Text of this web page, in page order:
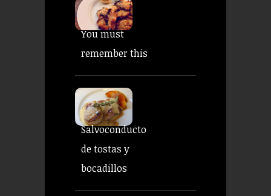
You must
remember this
Salvoconducto
de tostas y
bocadillos